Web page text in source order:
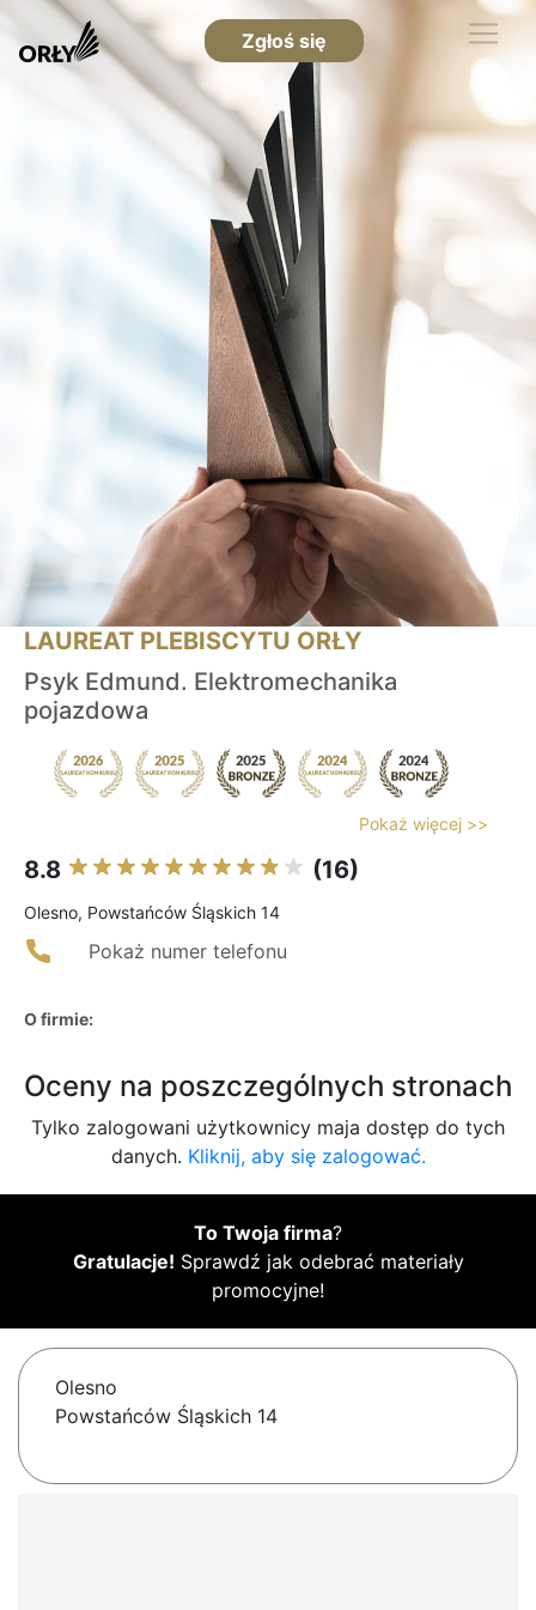
Zgłoś się
LAUREAT PLEBISCYTU ORŁY
Psyk Edmund. Elektromechanika
pojazdowa
Pokaż więcej >>
8.8 (16)
Olesno, Powstańców Śląskich 14
Pokaż numer telefonu
O firmie:
Oceny na poszczególnych stronach
Tylko zalogowani użytkownicy maja dostęp do tych
danych. Kliknij, aby się zalogować.
To Twoja firma?
Gratulacje! Sprawdź jak odebrać materiały
promocyjne!
Olesno
Powstańców Śląskich 14